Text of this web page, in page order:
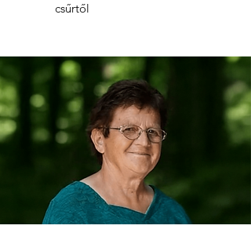
csűrtől